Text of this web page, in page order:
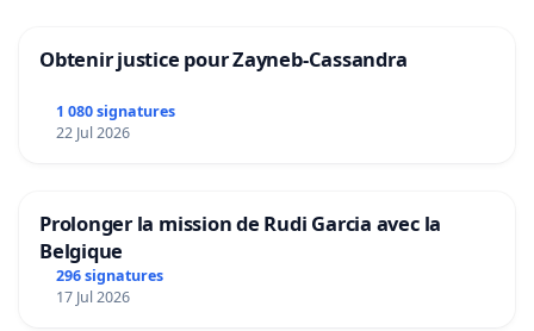
Obtenir justice pour Zayneb-Cassandra
1 080 signatures
22 Jul 2026
Prolonger la mission de Rudi Garcia avec la
Belgique
296 signatures
17 Jul 2026